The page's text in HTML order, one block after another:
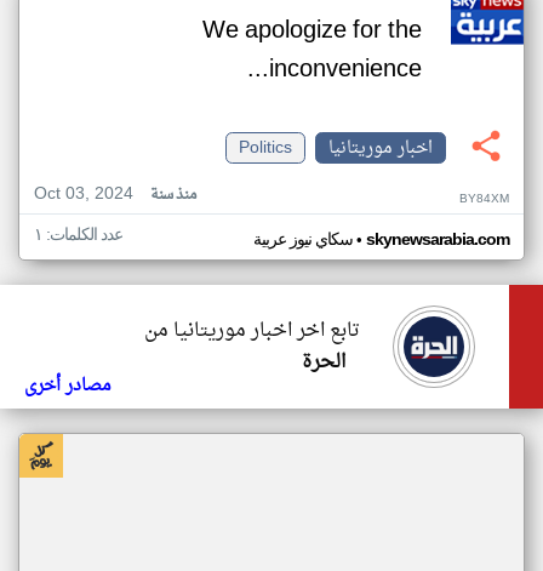
We apologize for the
inconvenience...
اخبار موريتانيا
Politics
Oct 03, 2024
منذ سنة BY84XM
سكاي نيوز عربية• skynewsarabia.com عدد الكلمات: ١
تابع اخر اخبار موريتانيا من
الحرة
مصادر أخرى